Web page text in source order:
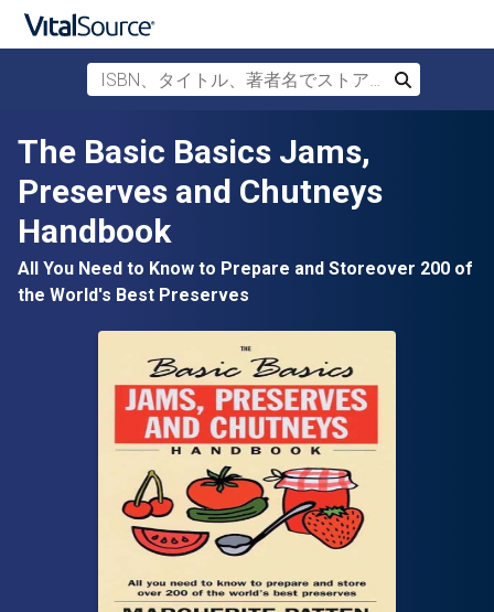
メインコンテンツへスキップ
ISBN、タイトル、著者名でストアを検索
検索
The Basic Basics Jams,
Preserves and Chutneys
Handbook
All You Need to Know to Prepare and Storeover 200 of
the World's Best Preserves